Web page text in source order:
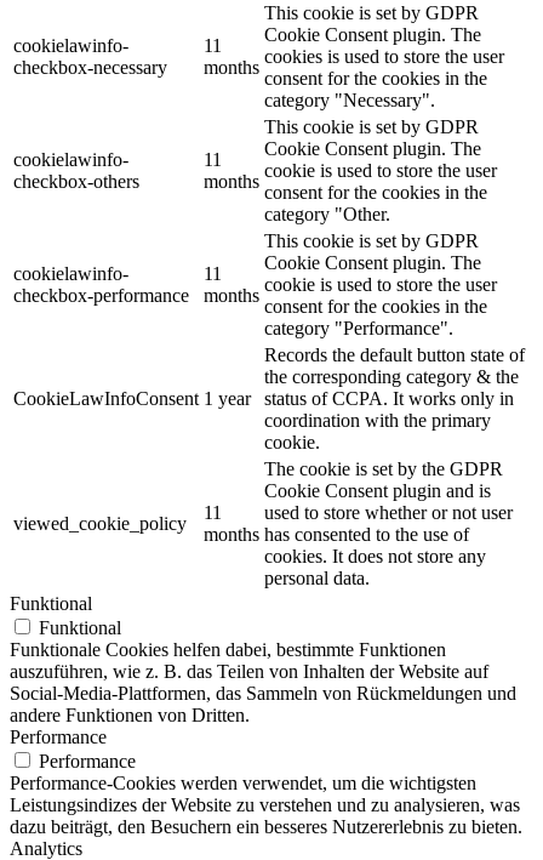
cookielawinfo-
checkbox-necessary
11
months
This cookie is set by GDPR
Cookie Consent plugin. The
cookies is used to store the user
consent for the cookies in the
category "Necessary".
cookielawinfo-
checkbox-others
11
months
This cookie is set by GDPR
Cookie Consent plugin. The
cookie is used to store the user
consent for the cookies in the
category "Other.
cookielawinfo-
checkbox-performance
11
months
This cookie is set by GDPR
Cookie Consent plugin. The
cookie is used to store the user
consent for the cookies in the
category "Performance".
CookieLawInfoConsent 1 year
Records the default button state of
the corresponding category & the
status of CCPA. It works only in
coordination with the primary
cookie.
viewed_cookie_policy
11
months
The cookie is set by the GDPR
Cookie Consent plugin and is
used to store whether or not user
has consented to the use of
cookies. It does not store any
personal data.
Funktional
Funktional
Funktionale Cookies helfen dabei, bestimmte Funktionen
auszuführen, wie z. B. das Teilen von Inhalten der Website auf
Social-Media-Plattformen, das Sammeln von Rückmeldungen und
andere Funktionen von Dritten.
Performance
Performance
Performance-Cookies werden verwendet, um die wichtigsten
Leistungsindizes der Website zu verstehen und zu analysieren, was
dazu beiträgt, den Besuchern ein besseres Nutzererlebnis zu bieten.
Analytics